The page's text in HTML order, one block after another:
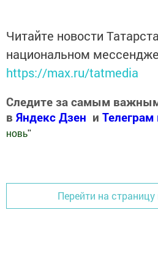
Читайте новости
национальном
https://max.ru/tatmedia
Следите за самым
в Яндекс Дзен и Телеграм
новь"
Перейти на страницу